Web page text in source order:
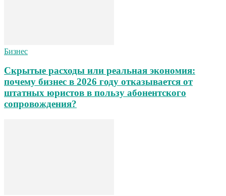
Бизнес
Скрытые расходы или реальная экономия:
почему бизнес в 2026 году отказывается от
штатных юристов в пользу абонентского
сопровождения?